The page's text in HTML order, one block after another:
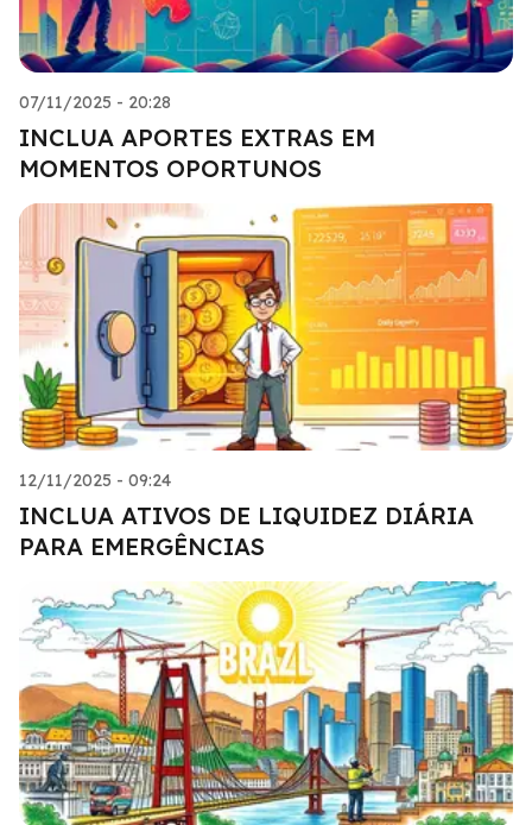
07/11/2025 - 20:28
INCLUA APORTES EXTRAS EM
MOMENTOS OPORTUNOS
12/11/2025 - 09:24
INCLUA ATIVOS DE LIQUIDEZ DIÁRIA
PARA EMERGÊNCIAS